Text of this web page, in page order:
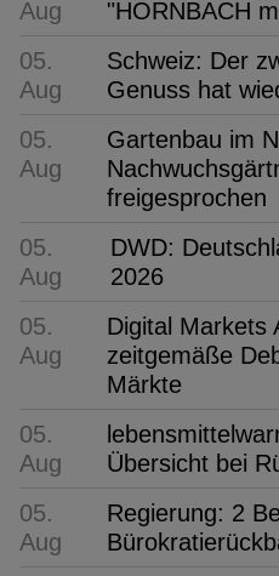
Aug
"HORNBACH
05.
Aug
Schweiz: Der
Genuss hat
05.
Aug
Gartenbau im
freigesprochen
05.
Aug
DWD:
2026
05.
Aug
Digital Markets
zeitgemäße
Märkte
05.
Aug
Übersicht bei
05.
Aug
Regierung: 2